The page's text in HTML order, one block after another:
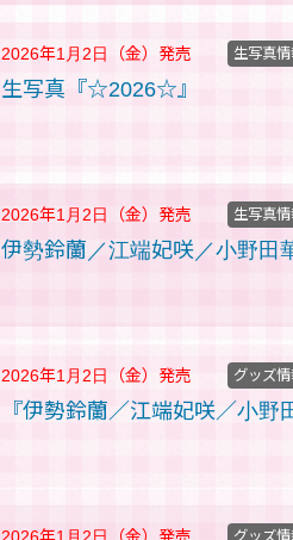
2026年1月2日（金） 発売
生写真『☆2026☆』
生写真
2026年1月2日（金） 発売
伊勢鈴蘭／江端妃咲／小野田
生写真
2026年1月2日（金） 発売
『伊勢鈴蘭／江端妃咲／小野
グッズ